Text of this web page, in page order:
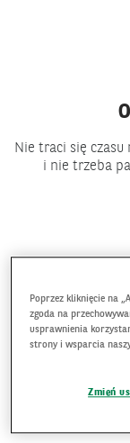
Nie traci się
i nie trzeba
Żadna
Poprzez kliknięcie na
zgoda na
usprawnienia
strony i wsparcia
Zmień